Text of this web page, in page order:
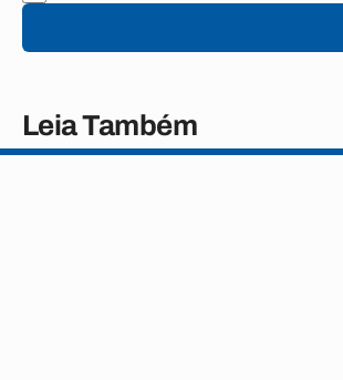
Leia Também